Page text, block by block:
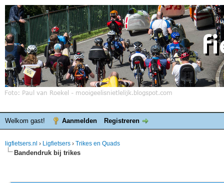
Welkom gast! Aanmelden Registreren
ligfietsers.nl › Ligfietsers › Trikes en Quads
Bandendruk bij trikes